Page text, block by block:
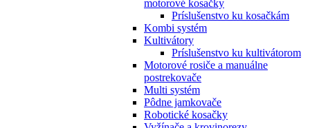
motorové kosačky
Príslušenstvo ku kosačkám
Kombi systém
Kultivátory
Príslušenstvo ku kultivátorom
Motorové rosiče a manuálne
postrekovače
Multi systém
Pôdne jamkovače
Robotické kosačky